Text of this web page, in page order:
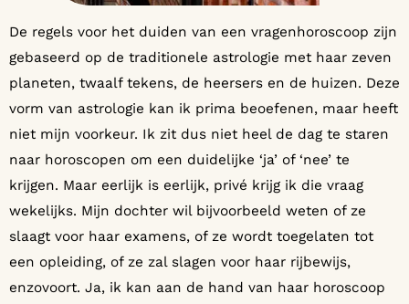
De regels voor het duiden van een vragenhoroscoop zijn
gebaseerd op de traditionele astrologie met haar zeven
planeten, twaalf tekens, de heersers en de huizen. Deze
vorm van astrologie kan ik prima beoefenen, maar heeft
niet mijn voorkeur. Ik zit dus niet heel de dag te staren
naar horoscopen om een duidelijke ‘ja’ of ‘nee’ te
krijgen. Maar eerlijk is eerlijk, privé krijg ik die vraag
wekelijks. Mijn dochter wil bijvoorbeeld weten of ze
slaagt voor haar examens, of ze wordt toegelaten tot
een opleiding, of ze zal slagen voor haar rijbewijs,
enzovoort. Ja, ik kan aan de hand van haar horoscoop